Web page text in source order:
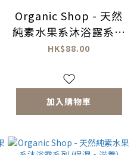
Organic Shop - 天然
純素水果系沐浴露系列
(舒壓・安眠)
HK$88.00
加入購物車